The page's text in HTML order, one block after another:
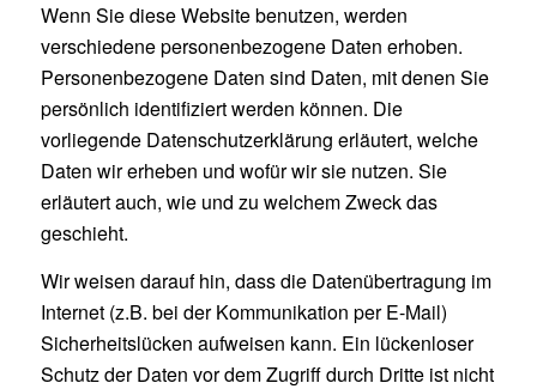
Wenn Sie diese Website benutzen, werden
verschiedene personenbezogene Daten erhoben.
Personenbezogene Daten sind Daten, mit denen Sie
persönlich identifiziert werden können. Die
vorliegende Datenschutzerklärung erläutert, welche
Daten wir erheben und wofür wir sie nutzen. Sie
erläutert auch, wie und zu welchem Zweck das
geschieht.
Wir weisen darauf hin, dass die Datenübertragung im
Internet (z.B. bei der Kommunikation per E-Mail)
Sicherheitslücken aufweisen kann. Ein lückenloser
Schutz der Daten vor dem Zugriff durch Dritte ist nicht